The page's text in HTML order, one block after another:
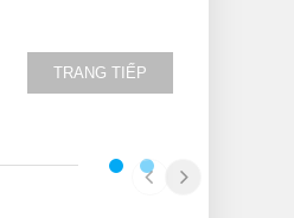
TRANG TIẾP